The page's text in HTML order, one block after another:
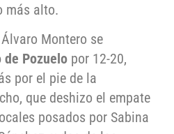
más alto.
Montero se
de Pozuelo por 12-20,
por el pie de la
que deshizo el empate
posados por Sabina